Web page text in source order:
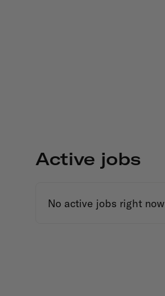
Active jobs
No active jobs right now